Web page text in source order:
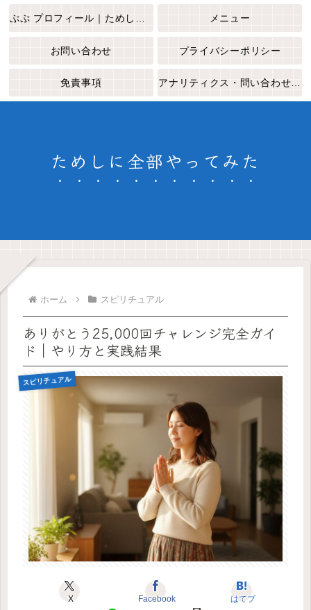
ためしに全部やってみた
ぷぷ プロフィール｜ためしに全部やってみた メニュー
お問い合わせ プライバシーポリシー
免責事項
ホーム スピリチュアル
ありがとう25,000回チャレンジ完全ガイ
ド｜やり方と実践結果
スピリチュアル
X Facebook はてブ